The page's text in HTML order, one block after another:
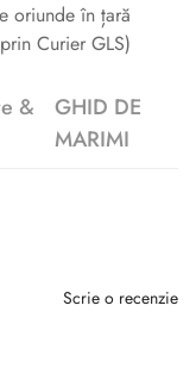
oriunde în țară
Curier GLS)
&
GHID DE
MARIMI
Scrie o recenzie